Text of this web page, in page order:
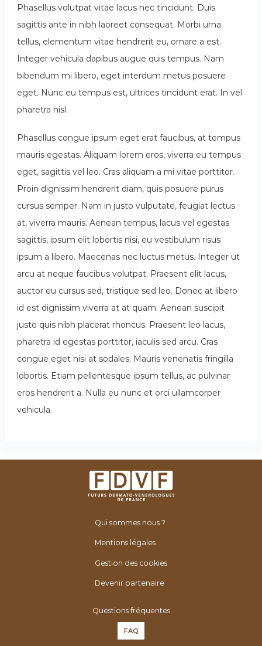
Phasellus volutpat vitae lacus nec tincidunt. Duis
sagittis ante in nibh laoreet consequat. Morbi urna
tellus, elementum vitae hendrerit eu, ornare a est.
Integer vehicula dapibus augue quis tempus. Nam
bibendum mi libero, eget interdum metus posuere
eget. Nunc eu tempus est, ultrices tincidunt erat. In vel
pharetra nisl.
Phasellus congue ipsum eget erat faucibus, at tempus
mauris egestas. Aliquam lorem eros, viverra eu tempus
eget, sagittis vel leo. Cras aliquam a mi vitae porttitor.
Proin dignissim hendrerit diam, quis posuere purus
cursus semper. Nam in justo vulputate, feugiat lectus
at, viverra mauris. Aenean tempus, lacus vel egestas
sagittis, ipsum elit lobortis nisi, eu vestibulum risus
ipsum a libero. Maecenas nec luctus metus. Integer ut
arcu at neque faucibus volutpat. Praesent elit lacus,
auctor eu cursus sed, tristique sed leo. Donec at libero
id est dignissim viverra at at quam. Aenean suscipit
justo quis nibh placerat rhoncus. Praesent leo lacus,
pharetra id egestas porttitor, iaculis sed arcu. Cras
congue eget nisi at sodales. Mauris venenatis fringilla
lobortis. Etiam pellentesque ipsum tellus, ac pulvinar
eros hendrerit a. Nulla eu nunc et orci ullamcorper
vehicula.
Qui sommes nous ?
Mentions légales
Gestion des cookies
Devenir partenaire
Questions fréquentes
FAQ